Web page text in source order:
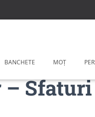
BANCHETE MOȚ